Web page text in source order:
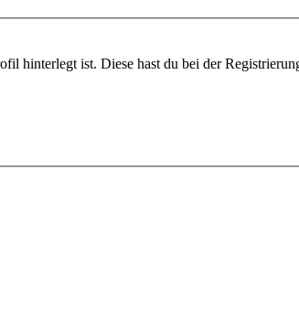
hinterlegt ist. Diese hast du bei der